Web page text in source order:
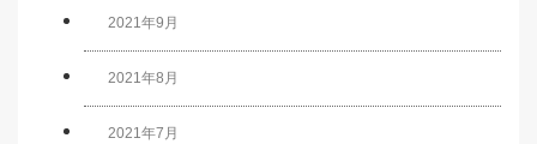
2021年9月
2021年8月
2021年7月